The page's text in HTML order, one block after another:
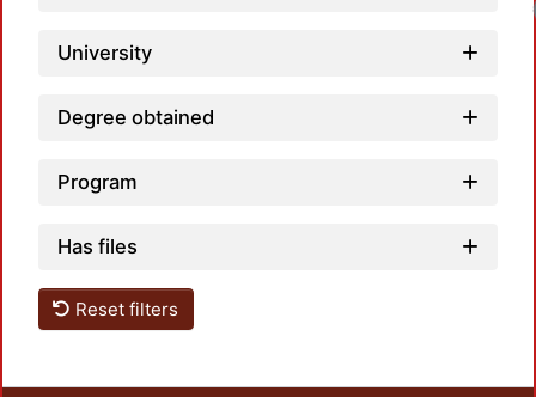
University
Degree obtained
Program
Has files
Reset filters